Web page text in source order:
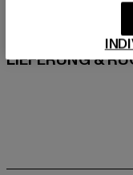
LIEFERUNG &